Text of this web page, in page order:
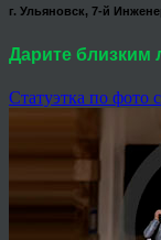
г. Ульяновск, 7-й
Дарите близким
Статуэтка по фото